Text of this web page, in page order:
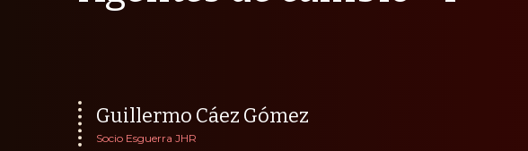
Guillermo Cáez Gómez
Socio Esguerra JHR